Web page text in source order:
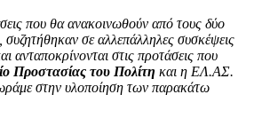
που θα ανακοινωθούν από τους δύο
σε αλλεπάλληλες συσκέψεις
ανταποκρίνονται στις προτάσεις που
Προστασίας του Πολίτη και η ΕΛ.ΑΣ.
στην υλοποίηση των παρακάτω